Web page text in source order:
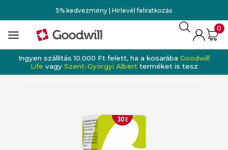
5% kedvezmény | Hírlevél feliratkozás
0
Ingyen szállítás 10.000 Ft felett, ha a kosarába Goodwill
Life vagy Szent-Györgyi Albert terméket is tesz